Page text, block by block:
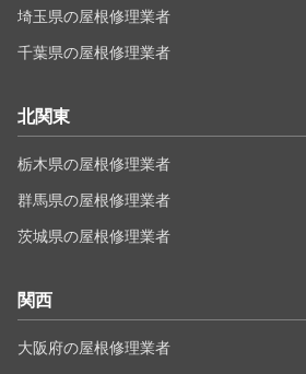
埼玉県の屋根修理業者
千葉県の屋根修理業者
北関東
栃木県の屋根修理業者
群馬県の屋根修理業者
茨城県の屋根修理業者
関西
大阪府の屋根修理業者